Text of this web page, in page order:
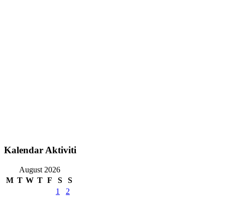
Kalendar Aktiviti
August 2026
M T W T F S
S
1
2